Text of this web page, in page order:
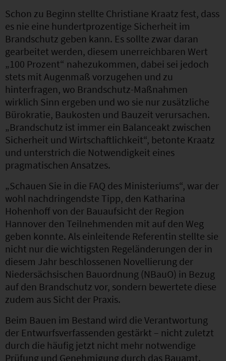
Schon zu Beginn stellte Christiane Kraatz fest, dass
es nie eine hundertprozentige Sicherheit im
Brandschutz geben kann. Es sollte zwar daran
gearbeitet werden, diesem unerreichbaren Wert
„100 Prozent“ nahezukommen, dabei sei jedoch
stets mit Augenmaß vorzugehen und zu
hinterfragen, wo Brandschutz-Maßnahmen
wirklich Sinn ergeben und wo sie nur zusätzliche
Bürokratie, Baukosten und Bauzeit verursachen.
„Brandschutz ist immer ein Balanceakt zwischen
Sicherheit und Wirtschaftlichkeit“, betonte Kraatz
und unterstrich die Notwendigkeit eines
pragmatischen Ansatzes.
„Schauen Sie in die FAQ des Ministeriums“, war der
wohl nachdringendste Tipp, den Katharina
Hohenhoff von der Bauaufsicht der Region
Hannover den Teilnehmenden mit auf den Weg
geben konnte. Als einleitende Referentin stellte sie
nicht nur die wichtigsten Regeländerungen der in
diesem Jahr beschlossenen Novellierung der
Niedersächsischen Bauordnung (NBauO) in Bezug
auf den Brandschutz vor, sondern bewertete diese
zudem aus Sicht der Praxis.
Beim Bauen im Bestand wird die Verantwortung
der Entwurfsverfassenden gestärkt – nicht zuletzt
durch die häufig jetzt nicht mehr notwendige
Prüfung und Genehmigung durch das Bauamt.